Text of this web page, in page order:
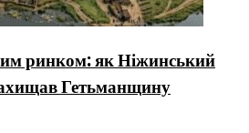
ринком: як Ніжинський
Гетьманщину